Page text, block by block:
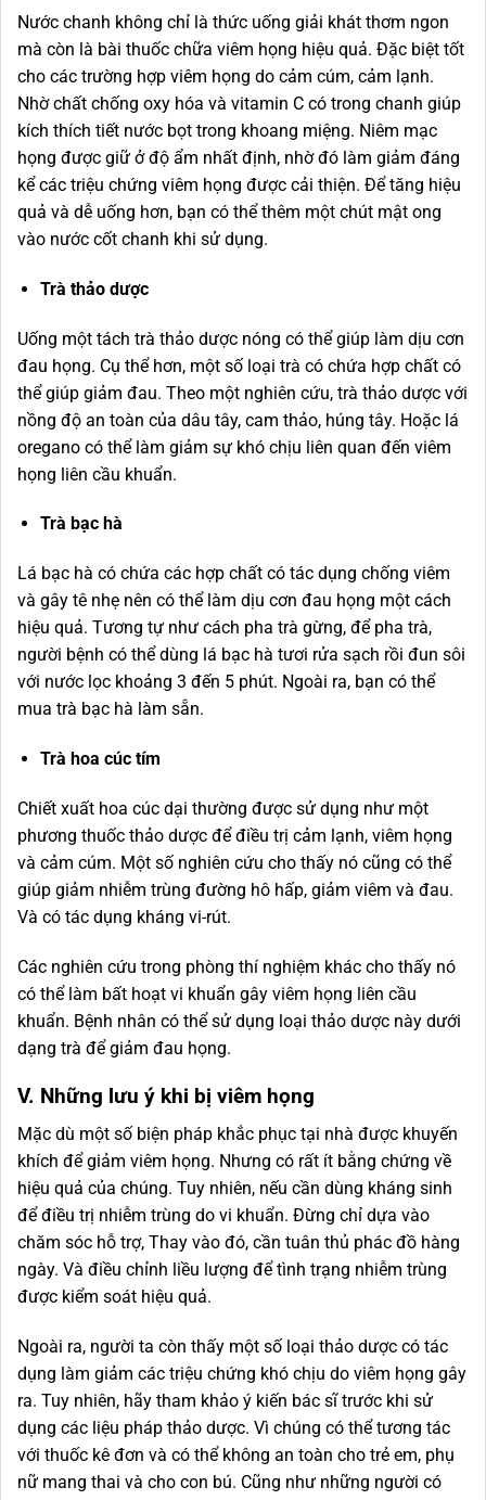
Nước chanh không chỉ là thức uống giải khát thơm ngon
mà còn là bài thuốc chữa viêm họng hiệu quả. Đặc biệt tốt
cho các trường hợp viêm họng do cảm cúm, cảm lạnh.
Nhờ chất chống oxy hóa và vitamin C có trong chanh giúp
kích thích tiết nước bọt trong khoang miệng. Niêm mạc
họng được giữ ở độ ẩm nhất định, nhờ đó làm giảm đáng
kể các triệu chứng viêm họng được cải thiện. Để tăng hiệu
quả và dễ uống hơn, bạn có thể thêm một chút mật ong
vào nước cốt chanh khi sử dụng.
Trà thảo dược
Uống một tách trà thảo dược nóng có thể giúp làm dịu cơn
đau họng. Cụ thể hơn, một số loại trà có chứa hợp chất có
thể giúp giảm đau. Theo một nghiên cứu, trà thảo dược với
nồng độ an toàn của dâu tây, cam thảo, húng tây. Hoặc lá
oregano có thể làm giảm sự khó chịu liên quan đến viêm
họng liên cầu khuẩn.
Trà bạc hà
Lá bạc hà có chứa các hợp chất có tác dụng chống viêm
và gây tê nhẹ nên có thể làm dịu cơn đau họng một cách
hiệu quả. Tương tự như cách pha trà gừng, để pha trà,
người bệnh có thể dùng lá bạc hà tươi rửa sạch rồi đun sôi
với nước lọc khoảng 3 đến 5 phút. Ngoài ra, bạn có thể
mua trà bạc hà làm sẵn.
Trà hoa cúc tím
Chiết xuất hoa cúc dại thường được sử dụng như một
phương thuốc thảo dược để điều trị cảm lạnh, viêm họng
và cảm cúm. Một số nghiên cứu cho thấy nó cũng có thể
giúp giảm nhiễm trùng đường hô hấp, giảm viêm và đau.
Và có tác dụng kháng vi-rút.
Các nghiên cứu trong phòng thí nghiệm khác cho thấy nó
có thể làm bất hoạt vi khuẩn gây viêm họng liên cầu
khuẩn. Bệnh nhân có thể sử dụng loại thảo dược này dưới
dạng trà để giảm đau họng.
V. Những lưu ý khi bị viêm họng
Mặc dù một số biện pháp khắc phục tại nhà được khuyến
khích để giảm viêm họng. Nhưng có rất ít bằng chứng về
hiệu quả của chúng. Tuy nhiên, nếu cần dùng kháng sinh
để điều trị nhiễm trùng do vi khuẩn. Đừng chỉ dựa vào
chăm sóc hỗ trợ, Thay vào đó, cần tuân thủ phác đồ hàng
ngày. Và điều chỉnh liều lượng để tình trạng nhiễm trùng
được kiểm soát hiệu quả.
Ngoài ra, người ta còn thấy một số loại thảo dược có tác
dụng làm giảm các triệu chứng khó chịu do viêm họng gây
ra. Tuy nhiên, hãy tham khảo ý kiến ​​bác sĩ trước khi sử
dụng các liệu pháp thảo dược. Vì chúng có thể tương tác
với thuốc kê đơn và có thể không an toàn cho trẻ em, phụ
nữ mang thai và cho con bú. Cũng như những người có